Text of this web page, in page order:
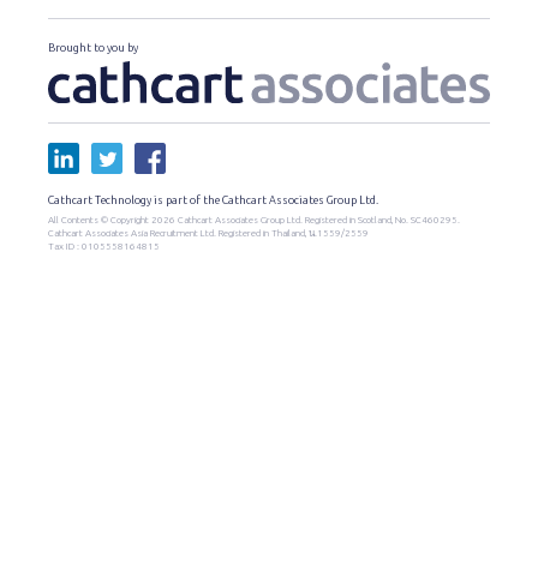
Brought to you by
Cathcart Technology is part of the Cathcart Associates Group Ltd.
All Contents © Copyright 2026 Cathcart Associates Group Ltd. Registered in Scotland, No. SC460295.
Cathcart Associates Asia Recruitment Ltd. Registered in Thailand, น.1559/2559
Tax ID : 0105558164815